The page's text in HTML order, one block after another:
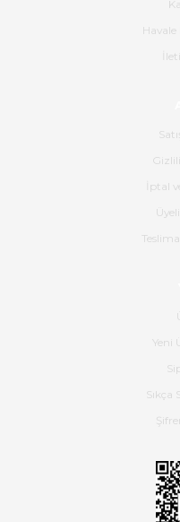
Ürünün kodu XDR-240e-24
Gerçekten harika ve etkileyici
Hızlı bir şekilde elimize ulaştı
ulaştı.Ürünün paketlenmesi
gayet başarılı hasarsız bir
teslim aldım. Bu konudaki
İptal
Yeni
Sıkça